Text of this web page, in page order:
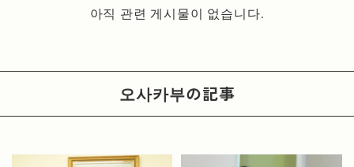
아직 관련 게시물이 없습니다.
오사카부の記事